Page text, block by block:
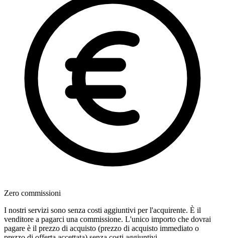
Zero commissioni
I nostri servizi sono senza costi aggiuntivi per l'acquirente. È il
venditore a pagarci una commissione. L'unico importo che dovrai
pagare è il prezzo di acquisto (prezzo di acquisto immediato o